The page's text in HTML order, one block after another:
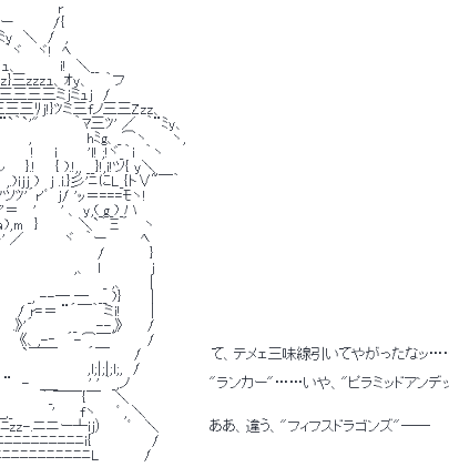
　　　　r
　　　/{
＼　/　,
ヾ　 ヾ!　ﾍ
　　　　i!　＼__
三zzzｭ、ｵy、　 ｀フ
三三三三ミjミｭj　/
三ﾘj!}ﾂミ三fノ三三Zzz、
`'"　　　 ｀ﾏ三ﾂ' ／　｀¨ﾐy、
　,　　　　　 hﾐg、_⌒ヽ　　 ヽ,
!　　i　　　'l! ;!ヾ_｀i　｀ヽ
　}.!　　{ ).!,, __}!,i!ツ{ y＼
,.)ijj )　j .i.}彡'ﾆにL_{ト∨~￣｀
ﾂ'´r'ﾞ　j/ 'ｯ＝===ﾓヽ!
'　　 ' 、 y,(_g_)_ハ
　}　　　　＼`｀Ξ´　 ヽ
　　　ヾ　｀ー　　　 ﾍ
　　　　　　　　/　　　　 }
　　　　　　,、　l　　　　　j
　　　　　　　　 _ ,、 　 ｜
　　_, --― ―　__ )}　 　 |
　/ r=＝ ¨´￣｀ ミi!　　　|
.》'´　　 　 _ 　 --,》　　 /
　《、,-‐　´-⌒￣´　 　 /
　`￣￣　　　´￣　　 /　　　　　　　て、テメェ三味線引いてやがったなッ
　　　　　　　,l;|;|;l;,　/
　¨　-　＿_　　　' ' ｀_,ノ　　　　　　　　"ランカー"……いや、"ピラミッドア
　 　 ｀_￣￣{￣　 ＼
　 '　　 fヽ　　ﾞ , ＼
ニー┴ij）　　 ﾞ　 ＼　　　　　ああ、違う、"フィフスドラゴンズ"――
ﾆﾆﾆﾆﾆﾆi{　　　　　　/
ﾆﾆﾆﾆﾆﾆﾆL　　　　 /